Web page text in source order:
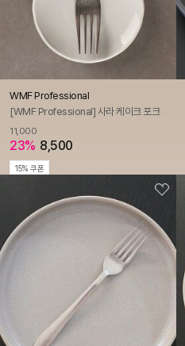
WMF Professional
[WMF Professional] 사라 케이크 포크
11,000
23% 8,500
15% 쿠폰